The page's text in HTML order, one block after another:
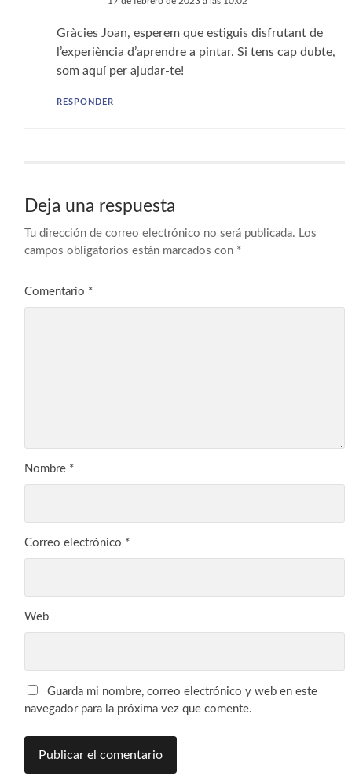
Gràcies Joan, esperem que estiguis disfrutant de
l’experiència d’aprendre a pintar. Si tens cap dubte,
som aquí per ajudar-te!
RESPONDER
Deja una respuesta
Tu dirección de correo electrónico no será publicada. Los
campos obligatorios están marcados con *
Comentario *
Nombre *
Correo electrónico *
Web
Guarda mi nombre, correo electrónico y web en este
navegador para la próxima vez que comente.